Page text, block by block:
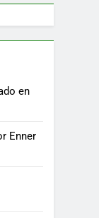
en
Enner